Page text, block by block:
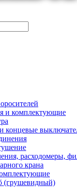
и комплектующие
концевые
расходомеры,
крана
(грушевидный)